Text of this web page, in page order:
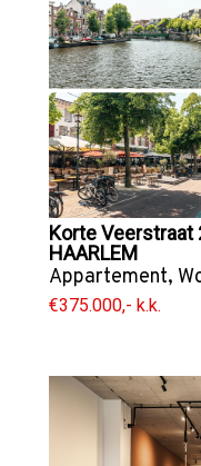
Korte Veerstraat
HAARLEM
Appartement,
€375.000,- k.k.